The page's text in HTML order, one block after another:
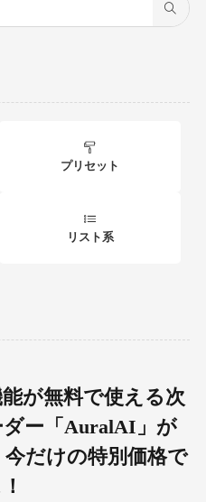
プリセット
リスト系
が無料で使える次
ー「AuralAI」が
だけの特別価格で